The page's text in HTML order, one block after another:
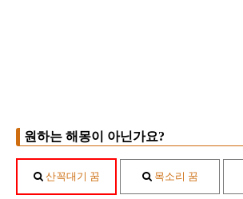
원하는 해몽이 아닌가요?
산꼭대기 꿈 목소리 꿈